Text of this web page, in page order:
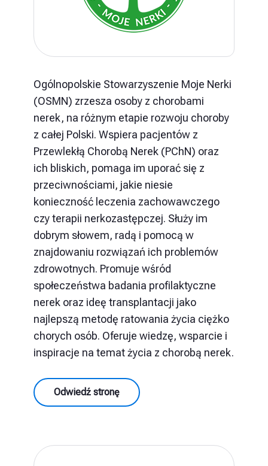
Ogólnopolskie Stowarzyszenie Moje Nerki
(OSMN) zrzesza osoby z chorobami
nerek, na różnym etapie rozwoju choroby
z całej Polski. Wspiera pacjentów z
Przewlekłą Chorobą Nerek (PChN) oraz
ich bliskich, pomaga im uporać się z
przeciwnościami, jakie niesie
konieczność leczenia zachowawczego
czy terapii nerkozastępczej. Służy im
dobrym słowem, radą i pomocą w
znajdowaniu rozwiązań ich problemów
zdrowotnych. Promuje wśród
społeczeństwa badania profilaktyczne
nerek oraz ideę transplantacji jako
najlepszą metodę ratowania życia ciężko
chorych osób. Oferuje wiedzę, wsparcie i
inspiracje na temat życia z chorobą nerek.
Odwiedź stronę